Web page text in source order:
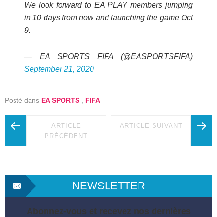
We look forward to EA PLAY members jumping
in 10 days from now and launching the game Oct
9.
— EA SPORTS FIFA (@EASPORTSFIFA)
September 21, 2020
Posté dans EA SPORTS , FIFA
ARTICLE
PRÉCÉDENT
ARTICLE SUIVANT
NEWSLETTER
Abonnez-vous et recevez nos dernières